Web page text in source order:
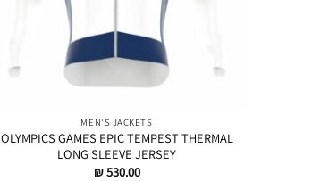
MEN'S JACKETS
OLYMPICS GAMES EPIC TEMPEST THERMAL
LONG SLEEVE JERSEY
₪530.00